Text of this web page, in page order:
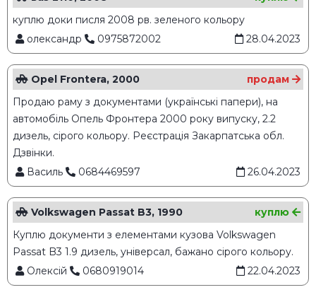
куплю доки писля 2008 рв. зеленого кольору
олександр
0975872002 28.04.2023
Opel Frontera, 2000
продам
Продаю раму з документами (українські папери), на
автомобіль Опель Фронтера 2000 року випуску, 2.2
дизель, сірого кольору. Реєстрація Закарпатська обл.
Дзвінки.
Василь
0684469597 26.04.2023
Volkswagen Passat B3, 1990
куплю
Куплю документи з елементами кузова Volkswagen
Passat B3 1.9 дизель, універсал, бажано сірого кольору.
Олексій
0680919014 22.04.2023